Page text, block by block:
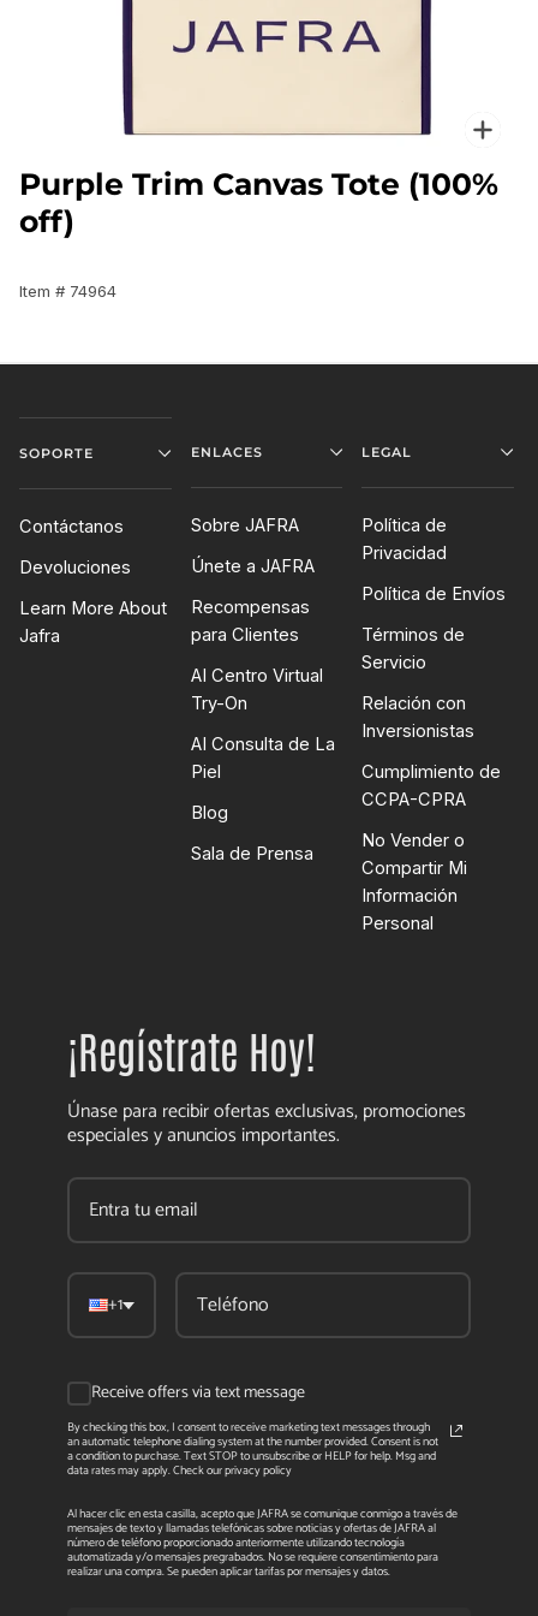
Purple Trim Canvas Tote (100%
off)
Item # 74964
SOPORTE
Contáctanos
Devoluciones
Learn More About
Jafra
ENLACES
Sobre JAFRA
Únete a JAFRA
Recompensas
para Clientes
AI Centro Virtual
Try-On
AI Consulta de La
Piel
Blog
Sala de Prensa
LEGAL
Política de
Privacidad
Política de Envíos
Términos de
Servicio
Relación con
Inversionistas
Cumplimiento de
CCPA-CPRA
No Vender o
Compartir Mi
Información
Personal
¡Regístrate Hoy!
Únase para recibir ofertas exclusivas, promociones
especiales y anuncios importantes.
+1
Receive offers via text message
By checking this box, I consent to receive marketing text messages through
an automatic telephone dialing system at the number provided. Consent is not
a condition to purchase. Text STOP to unsubscribe or HELP for help. Msg and
data rates may apply. Check our privacy policy
Al hacer clic en esta casilla, acepto que JAFRA se comunique conmigo a través de
mensajes de texto y llamadas telefónicas sobre noticias y ofertas de JAFRA al
número de teléfono proporcionado anteriormente utilizando tecnología
automatizada y/o mensajes pregrabados. No se requiere consentimiento para
realizar una compra. Se pueden aplicar tarifas por mensajes y datos.